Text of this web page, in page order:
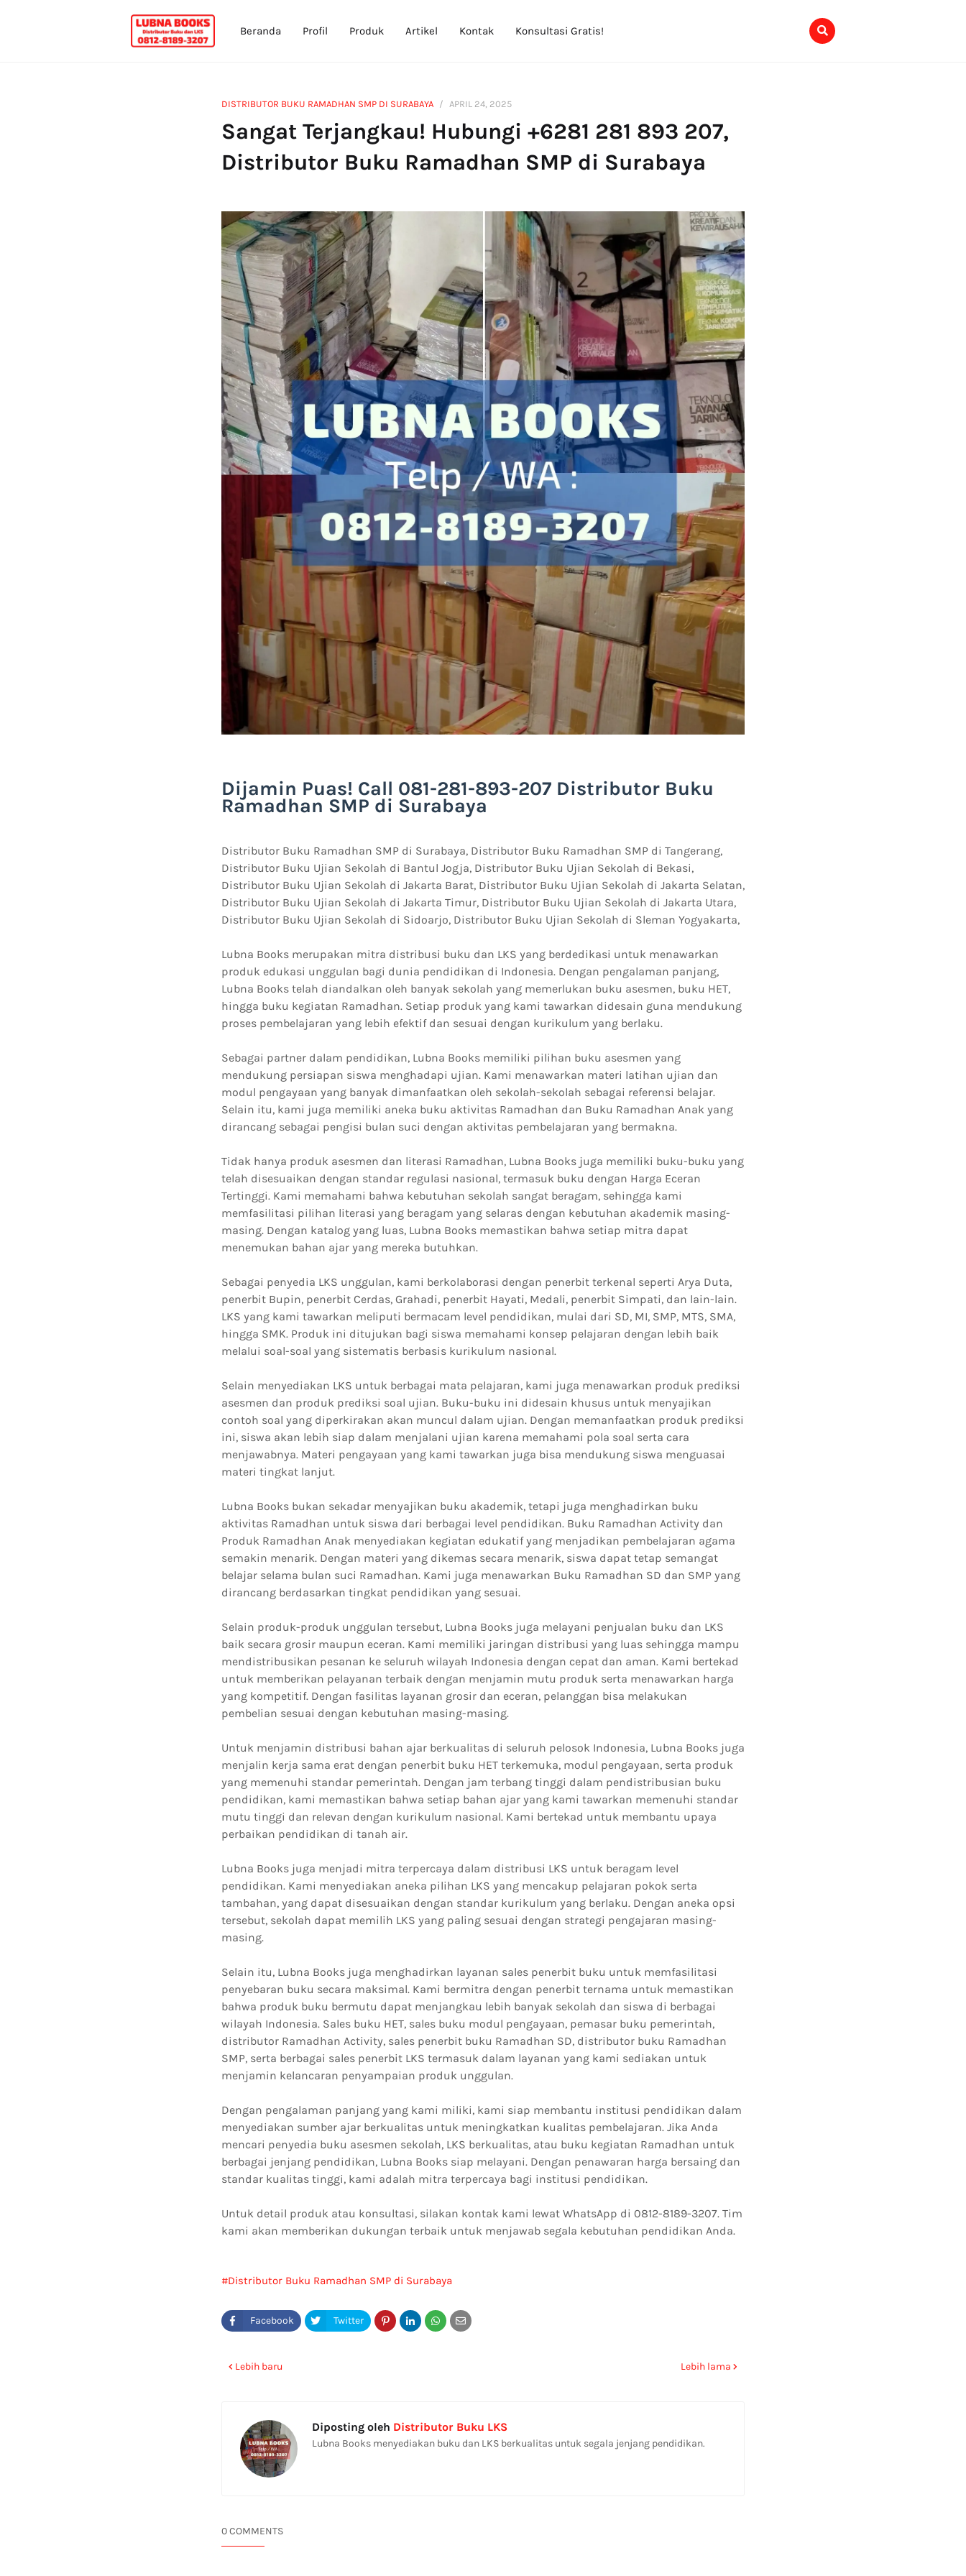
Beranda Profil Produk Artikel Kontak Konsultasi Gratis!
DISTRIBUTOR BUKU RAMADHAN SMP DI SURABAYA APRIL 24, 2025
Sangat Terjangkau! Hubungi +6281 281 893 207,
Distributor Buku Ramadhan SMP di Surabaya
Dijamin Puas! Call 081-281-893-207 Distributor Buku
Ramadhan SMP di Surabaya
Distributor Buku Ramadhan SMP di Surabaya, Distributor Buku Ramadhan SMP di Tangerang,
Distributor Buku Ujian Sekolah di Bantul Jogja, Distributor Buku Ujian Sekolah di Bekasi,
Distributor Buku Ujian Sekolah di Jakarta Barat, Distributor Buku Ujian Sekolah di Jakarta Selatan,
Distributor Buku Ujian Sekolah di Jakarta Timur, Distributor Buku Ujian Sekolah di Jakarta Utara,
Distributor Buku Ujian Sekolah di Sidoarjo, Distributor Buku Ujian Sekolah di Sleman Yogyakarta,
Lubna Books merupakan mitra distribusi buku dan LKS yang berdedikasi untuk menawarkan
produk edukasi unggulan bagi dunia pendidikan di Indonesia. Dengan pengalaman panjang,
Lubna Books telah diandalkan oleh banyak sekolah yang memerlukan buku asesmen, buku HET,
hingga buku kegiatan Ramadhan. Setiap produk yang kami tawarkan didesain guna mendukung
proses pembelajaran yang lebih efektif dan sesuai dengan kurikulum yang berlaku.
Sebagai partner dalam pendidikan, Lubna Books memiliki pilihan buku asesmen yang
mendukung persiapan siswa menghadapi ujian. Kami menawarkan materi latihan ujian dan
modul pengayaan yang banyak dimanfaatkan oleh sekolah-sekolah sebagai referensi belajar.
Selain itu, kami juga memiliki aneka buku aktivitas Ramadhan dan Buku Ramadhan Anak yang
dirancang sebagai pengisi bulan suci dengan aktivitas pembelajaran yang bermakna.
Tidak hanya produk asesmen dan literasi Ramadhan, Lubna Books juga memiliki buku-buku yang
telah disesuaikan dengan standar regulasi nasional, termasuk buku dengan Harga Eceran
Tertinggi. Kami memahami bahwa kebutuhan sekolah sangat beragam, sehingga kami
memfasilitasi pilihan literasi yang beragam yang selaras dengan kebutuhan akademik masing-
masing. Dengan katalog yang luas, Lubna Books memastikan bahwa setiap mitra dapat
menemukan bahan ajar yang mereka butuhkan.
Sebagai penyedia LKS unggulan, kami berkolaborasi dengan penerbit terkenal seperti Arya Duta,
penerbit Bupin, penerbit Cerdas, Grahadi, penerbit Hayati, Medali, penerbit Simpati, dan lain-lain.
LKS yang kami tawarkan meliputi bermacam level pendidikan, mulai dari SD, MI, SMP, MTS, SMA,
hingga SMK. Produk ini ditujukan bagi siswa memahami konsep pelajaran dengan lebih baik
melalui soal-soal yang sistematis berbasis kurikulum nasional.
Selain menyediakan LKS untuk berbagai mata pelajaran, kami juga menawarkan produk prediksi
asesmen dan produk prediksi soal ujian. Buku-buku ini didesain khusus untuk menyajikan
contoh soal yang diperkirakan akan muncul dalam ujian. Dengan memanfaatkan produk prediksi
ini, siswa akan lebih siap dalam menjalani ujian karena memahami pola soal serta cara
menjawabnya. Materi pengayaan yang kami tawarkan juga bisa mendukung siswa menguasai
materi tingkat lanjut.
Lubna Books bukan sekadar menyajikan buku akademik, tetapi juga menghadirkan buku
aktivitas Ramadhan untuk siswa dari berbagai level pendidikan. Buku Ramadhan Activity dan
Produk Ramadhan Anak menyediakan kegiatan edukatif yang menjadikan pembelajaran agama
semakin menarik. Dengan materi yang dikemas secara menarik, siswa dapat tetap semangat
belajar selama bulan suci Ramadhan. Kami juga menawarkan Buku Ramadhan SD dan SMP yang
dirancang berdasarkan tingkat pendidikan yang sesuai.
Selain produk-produk unggulan tersebut, Lubna Books juga melayani penjualan buku dan LKS
baik secara grosir maupun eceran. Kami memiliki jaringan distribusi yang luas sehingga mampu
mendistribusikan pesanan ke seluruh wilayah Indonesia dengan cepat dan aman. Kami bertekad
untuk memberikan pelayanan terbaik dengan menjamin mutu produk serta menawarkan harga
yang kompetitif. Dengan fasilitas layanan grosir dan eceran, pelanggan bisa melakukan
pembelian sesuai dengan kebutuhan masing-masing.
Untuk menjamin distribusi bahan ajar berkualitas di seluruh pelosok Indonesia, Lubna Books juga
menjalin kerja sama erat dengan penerbit buku HET terkemuka, modul pengayaan, serta produk
yang memenuhi standar pemerintah. Dengan jam terbang tinggi dalam pendistribusian buku
pendidikan, kami memastikan bahwa setiap bahan ajar yang kami tawarkan memenuhi standar
mutu tinggi dan relevan dengan kurikulum nasional. Kami bertekad untuk membantu upaya
perbaikan pendidikan di tanah air.
Lubna Books juga menjadi mitra terpercaya dalam distribusi LKS untuk beragam level
pendidikan. Kami menyediakan aneka pilihan LKS yang mencakup pelajaran pokok serta
tambahan, yang dapat disesuaikan dengan standar kurikulum yang berlaku. Dengan aneka opsi
tersebut, sekolah dapat memilih LKS yang paling sesuai dengan strategi pengajaran masing-
masing.
Selain itu, Lubna Books juga menghadirkan layanan sales penerbit buku untuk memfasilitasi
penyebaran buku secara maksimal. Kami bermitra dengan penerbit ternama untuk memastikan
bahwa produk buku bermutu dapat menjangkau lebih banyak sekolah dan siswa di berbagai
wilayah Indonesia. Sales buku HET, sales buku modul pengayaan, pemasar buku pemerintah,
distributor Ramadhan Activity, sales penerbit buku Ramadhan SD, distributor buku Ramadhan
SMP, serta berbagai sales penerbit LKS termasuk dalam layanan yang kami sediakan untuk
menjamin kelancaran penyampaian produk unggulan.
Dengan pengalaman panjang yang kami miliki, kami siap membantu institusi pendidikan dalam
menyediakan sumber ajar berkualitas untuk meningkatkan kualitas pembelajaran. Jika Anda
mencari penyedia buku asesmen sekolah, LKS berkualitas, atau buku kegiatan Ramadhan untuk
berbagai jenjang pendidikan, Lubna Books siap melayani. Dengan penawaran harga bersaing dan
standar kualitas tinggi, kami adalah mitra terpercaya bagi institusi pendidikan.
Untuk detail produk atau konsultasi, silakan kontak kami lewat WhatsApp di 0812-8189-3207. Tim
kami akan memberikan dukungan terbaik untuk menjawab segala kebutuhan pendidikan Anda.
Distributor Buku Ramadhan SMP di Surabaya
Lebih baru Lebih lama
Diposting oleh Distributor Buku LKS
Lubna Books menyediakan buku dan LKS berkualitas untuk segala jenjang pendidikan.
0 COMMENTS